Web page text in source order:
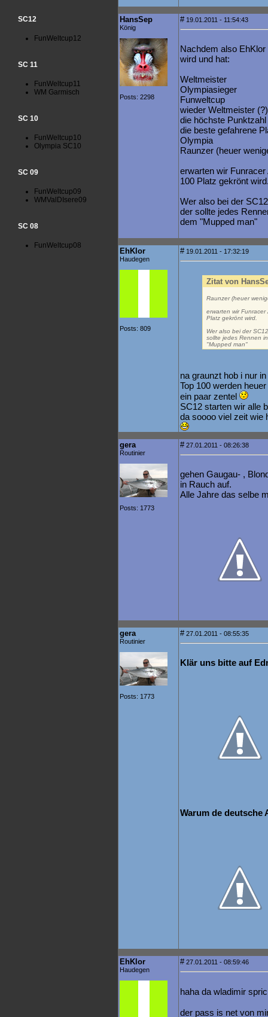
SC12
FunWeltcup12
SC 11
FunWeltcup11
WM Garmisch
SC 10
FunWeltcup10
Olympia SC10
SC 09
FunWeltcup09
WMValDIsere09
SC 08
FunWeltcup08
HansSep
König
Posts: 2298
#19.01.2011 - 11:54:43
Nachdem also
wird und hat:
Weltmeister
Olympiasieger
Funweltcup
wieder Weltmeister (?)
die höchste
die beste gefahrene
Olympia
Raunzer (heuer
erwarten wir
100 Platz gekrönt
Wer also bei der
der sollte jedes
dem "Mupped man"
EhKlor
Haudegen
Posts: 809
#19.01.2011 - 17:32:19
Zitat von
Raunzer (heuer
erwarten wir
Platz gekrönt wird.
Wer also bei der
sollte jedes Rennen
"Mupped man"
na graunzt hob i nur
Top 100 werden
ein paar zentel
SC12 starten wir alle
da soooo viel zeit wie
gera
Routinier
Posts: 1773
#27.01.2011 - 08:26:38
gehen Gaugau- ,
in Rauch auf.
Alle Jahre das selbe
gera
Routinier
Posts: 1773
#27.01.2011 - 08:55:35
Klär uns bitte auf
Warum de deutsche
EhKlor
Haudegen
#27.01.2011 - 08:59:46
haha da wladimir
der pass is net von